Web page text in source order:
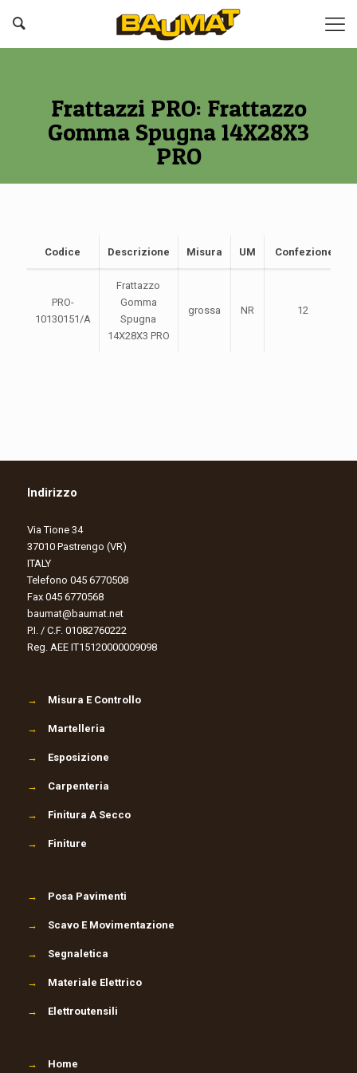
Frattazzi PRO: Frattazzo
Gomma Spugna 14X28X3
PRO
Codice Descrizione Misura UM Confezione
PRO-
10130151/A
Frattazzo
Gomma
Spugna
14X28X3 PRO
grossa NR 12
Indirizzo
Via Tione 34
37010 Pastrengo (VR)
ITALY
Telefono 045 6770508
Fax 045 6770568
baumat@baumat.net
P.I. / C.F. 01082760222
Reg. AEE IT15120000009098
→ Misura E Controllo
→ Martelleria
→ Esposizione
→ Carpenteria
→ Finitura A Secco
→ Finiture
→ Posa Pavimenti
→ Scavo E Movimentazione
→ Segnaletica
→ Materiale Elettrico
→ Elettroutensili
→ Home